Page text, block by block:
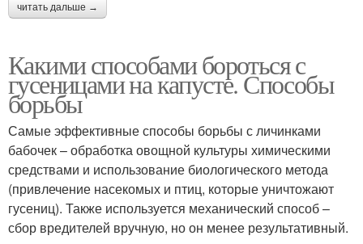
читать дальше →
Какими способами бороться с
гусеницами на капусте. Способы
борьбы
Самые эффективные способы борьбы с личинками
бабочек – обработка овощной культуры химическими
средствами и использование биологического метода
(привлечение насекомых и птиц, которые уничтожают
гусениц). Также используется механический способ –
сбор вредителей вручную, но он менее результативный.